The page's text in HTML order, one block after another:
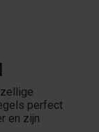
perfect
en zijn